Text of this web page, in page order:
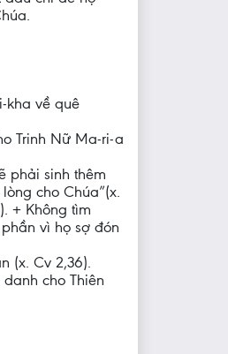
kha về quê
Trinh Nữ Ma-ri-a
phải sinh thêm
cho Chúa”(x.
+ Không tìm
vì họ sợ đón
(x. Cv 2,36).
cho Thiên